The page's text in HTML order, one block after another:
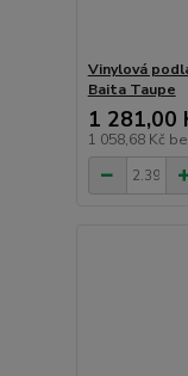
Vinylová
Baita Taupe
1 281,00
1 058,68 Kč